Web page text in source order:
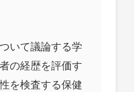
いて議論する学
の経歴を評価す
を検査する保健